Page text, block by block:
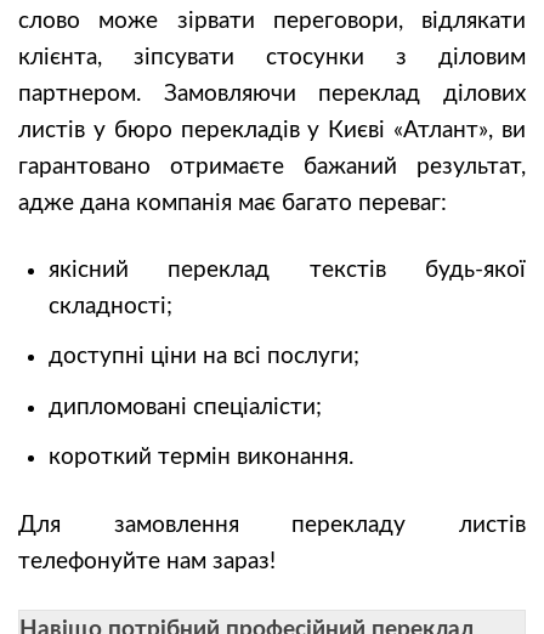
слово може зірвати переговори, відлякати
клієнта, зіпсувати стосунки з діловим
партнером. Замовляючи переклад ділових
листів у бюро перекладів у Києві «Атлант», ви
гарантовано отримаєте бажаний результат,
адже дана компанія має багато переваг:
якісний переклад текстів будь-якої
складності;
доступні ціни на всі послуги;
дипломовані спеціалісти;
короткий термін виконання.
Для замовлення перекладу листів
телефонуйте нам зараз!
Навіщо потрібний професійний переклад